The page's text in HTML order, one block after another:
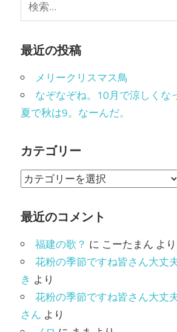
最近の投稿
メリークリスマス鳥
なぞなぞね。10月で涼しくな
夏で秋は9。なーんだ。
カテゴリー
カ
ゴ
ー
最近のコメント
福建の歌？ に こーたまん より
花粉の季節ですね皆さん大丈
き より
花粉の季節ですね皆さん大丈
さん より